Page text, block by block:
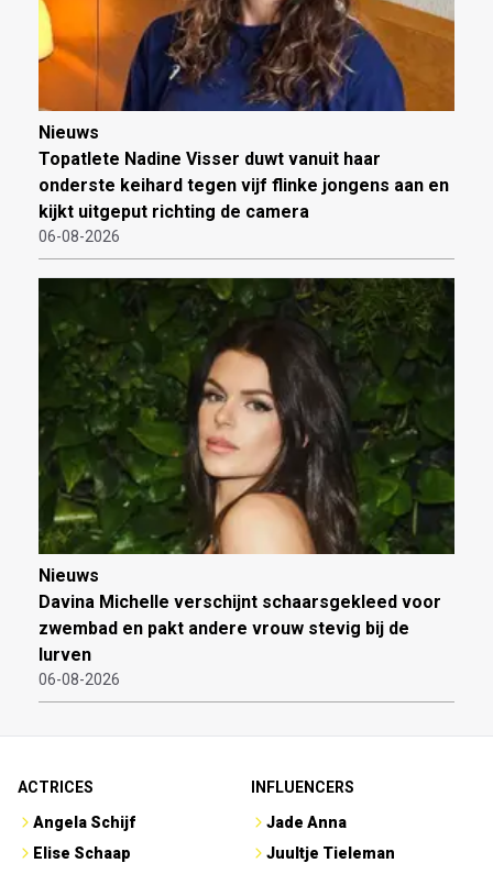
Nieuws
Topatlete Nadine Visser duwt vanuit haar
onderste keihard tegen vijf flinke jongens aan en
kijkt uitgeput richting de camera
06-08-2026
Nieuws
Davina Michelle verschijnt schaarsgekleed voor
zwembad en pakt andere vrouw stevig bij de
lurven
06-08-2026
ACTRICES
Angela Schijf
Elise Schaap
INFLUENCERS
Jade Anna
Juultje Tieleman